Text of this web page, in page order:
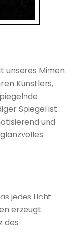
unseres Mimen
Künstlers,
Spiegel ist
und
jedes Licht
erzeugt.
des